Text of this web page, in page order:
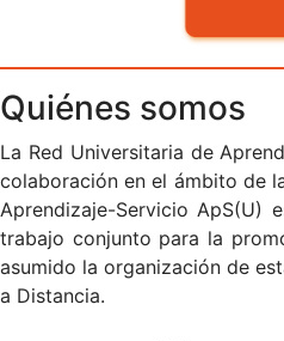
Quiénes somos
La Red Universitaria de
colaboración en el ámbito de
Aprendizaje-Servicio ApS(U)
trabajo conjunto para la
asumido la organización de
a Distancia.